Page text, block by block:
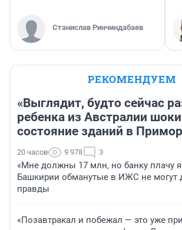
Станислав Ринчиндабаев
РЕКОМЕНДУЕМ
«Выглядит, будто сейчас
ребенка из Австралии
состояние зданий в
20 часов 9 978 3
«Мне должны 17 млн, но банку плачу
Башкирии обманутые в ИЖС не могут
правды
«Позавтракал и побежал — это уже